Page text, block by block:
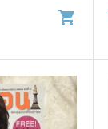
shopping_cart